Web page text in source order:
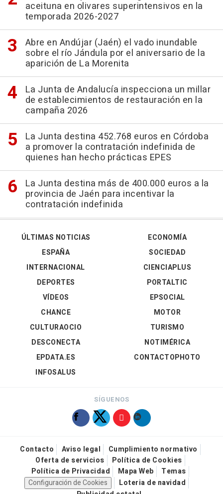
aceituna en olivares superintensivos en la
temporada 2026-2027
Abre en Andújar (Jaén) el vado inundable
sobre el río Jándula por el aniversario de la
aparición de La Morenita
La Junta de Andalucía inspecciona un millar
de establecimientos de restauración en la
campaña 2026
La Junta destina 452.768 euros en Córdoba
a promover la contratación indefinida de
quienes han hecho prácticas EPES
La Junta destina más de 400.000 euros a la
provincia de Jaén para incentivar la
contratación indefinida
ÚLTIMAS NOTICIAS
ESPAÑA
INTERNACIONAL
DEPORTES
VÍDEOS
ECONOMÍA
SOCIEDAD
CIENCIAPLUS
PORTALTIC
EPSOCIAL
CHANCE
CULTURAOCIO
DESCONECTA
EPDATA.ES
INFOSALUS
MOTOR
TURISMO
NOTIMÉRICA
CONTACTOPHOTO
SÍGUENOS
Contacto Aviso legal
Cumplimiento normativo
Oferta de servicios
Política de Cookies
Política de Privacidad
Mapa Web
Temas
Configuración de Cookies
Loteria de navidad